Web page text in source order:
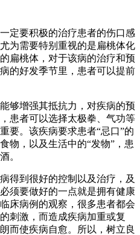
定要积极的治疗患者的伤口感
为需要特别重视的是扁桃体化
扁桃体，对于该病的治疗和预
的好发季节里，患者可以提前
够增强其抵抗力，对疾病的预
患者可以选择太极拳、气功等
要。该疾病要求患者“忌口”的
物，以及生活中的“发物”，患
。
得到很好的控制以及治疗，及
须要做好的一点就是拥有健康
床病例的观察，很多患者都会
刺激，而造成疾病加重或复
而使疾病自愈。所以，树立良